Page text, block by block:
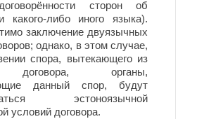
сторон об
какого-либо иного языка).
заключение двуязычных
однако, в этом случае,
спора, вытекающего из
договора, органы,
данный спор, будут
эстоноязычной
условий договора.